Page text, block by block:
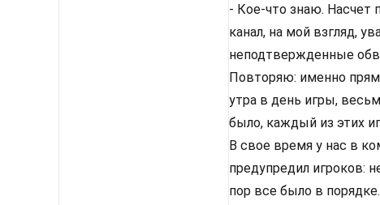
- Кое-что знаю. Насчет
канал, на мой взгляд,
неподтвержденные
Повторяю: именно
утра в день игры,
было, каждый из этих
В свое время у нас в
предупредил игроков:
пор все было в